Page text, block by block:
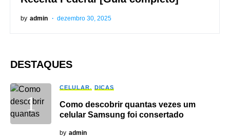
by admin dezembro 30, 2025
DESTAQUES
CELULAR DICAS
Como descobrir quantas vezes um
celular Samsung foi consertado
by admin